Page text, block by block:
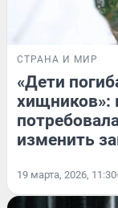
СТРАНА И МИР
«Дети
хищников»:
изменить
19 марта, 2026, 11:30